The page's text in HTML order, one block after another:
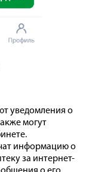
уведомления о
могут
информацию о
за интернет-